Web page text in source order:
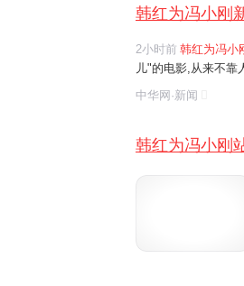
韩红为冯小刚
2小时前 韩红为冯小
儿"的电影,从来不靠
证明。这部无流量
中华网·新闻
韩红为冯小刚